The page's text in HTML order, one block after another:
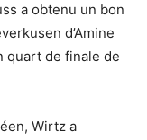
a obtenu un bon
d’Amine
quart de finale de
Wirtz a